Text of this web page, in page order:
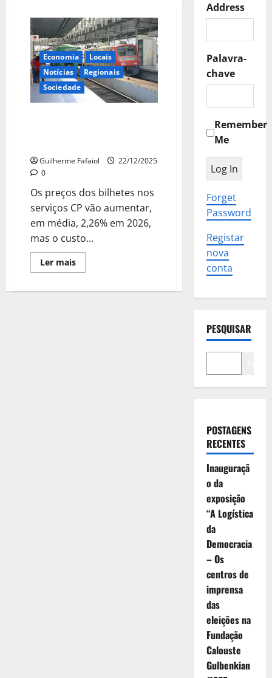
Economia
Locais
Notícias
Regionais
Sociedade
Guilherme Fafaiol
22/12/2025
0
Os preços dos bilhetes nos
serviços CP vão aumentar,
em média, 2,26% em 2026,
mas o custo...
Ler maisLeia
mais
da
Address
Palavra-
chave
Remember
Me
Forget
Password
Registar
nova
conta
PESQUISAR
POSTAGENS
RECENTES
Inauguraçã
o da
exposição
“A Logística
da
Democracia
– Os
centros de
imprensa
das
eleições na
Fundação
Calouste
Gulbenkian